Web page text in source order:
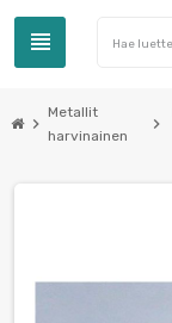
view_headline
chevron_right
Metallit
harvinainen
chevron_right